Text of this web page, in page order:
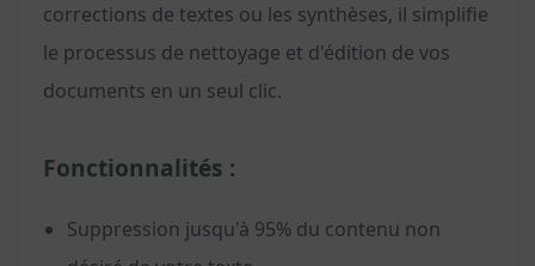
corrections de textes ou les synthèses, il simplifie
le processus de nettoyage et d'édition de vos
documents en un seul clic.
Fonctionnalités :
Suppression jusqu'à 95% du contenu non